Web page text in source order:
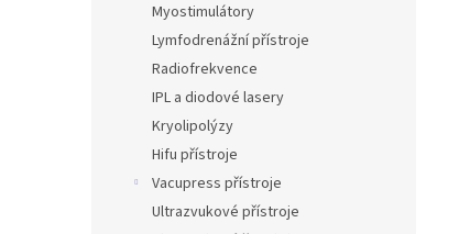
Myostimulátory
Lymfodrenážní přístroje
Radiofrekvence
IPL a diodové lasery
Kryolipolýzy
Hifu přístroje
Vacupress přístroje
Ultrazvukové přístroje